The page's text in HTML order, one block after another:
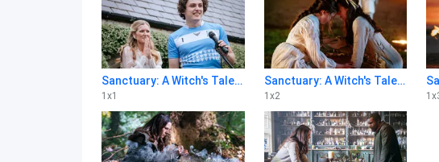
Sanctuary: A Witch's Tale 1x1
1 x1
Sanctuary: A Witch's Tale 1x2
1 x2 1 x